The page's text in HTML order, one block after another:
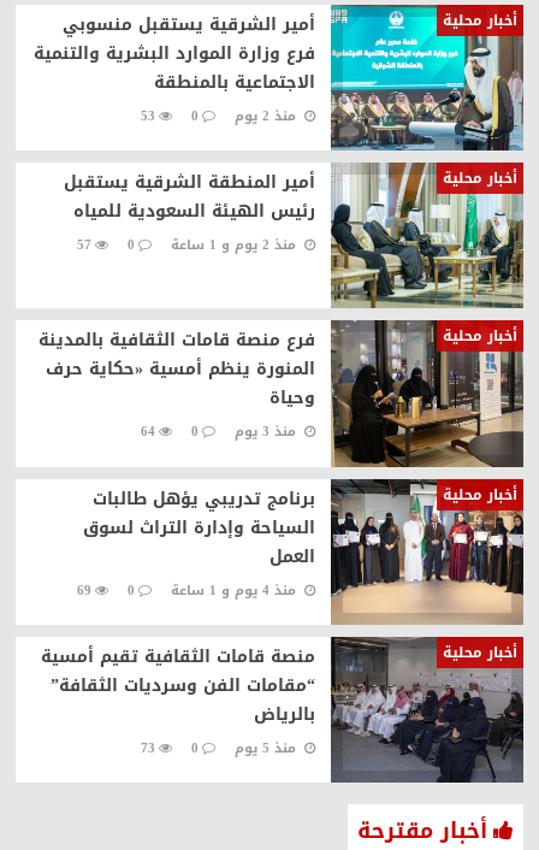
أخبار محلية
أمير الشرقية يستقبل منسوبي
فرع وزارة الموارد البشرية والتنمية
الاجتماعية بالمنطقة
منذ 2 يوم 0
53
أخبار محلية
أمير المنطقة الشرقية يستقبل
رئيس الهيئة السعودية للمياه
منذ 2 يوم و 1 ساعة 0
57
أخبار محلية
فرع منصة قامات الثقافية بالمدينة
المنورة ينظم أمسية «حكاية حرف
وحياة
منذ 3 يوم 0
64
أخبار محلية
برنامج تدريبي يؤهل طالبات
السياحة وإدارة التراث لسوق
العمل
منذ 4 يوم و 1 ساعة 0
69
أخبار محلية
منصة قامات الثقافية تقيم أمسية
“مقامات الفن وسرديات الثقافة”
بالرياض
منذ 5 يوم 0
73
أخبار مقترحة